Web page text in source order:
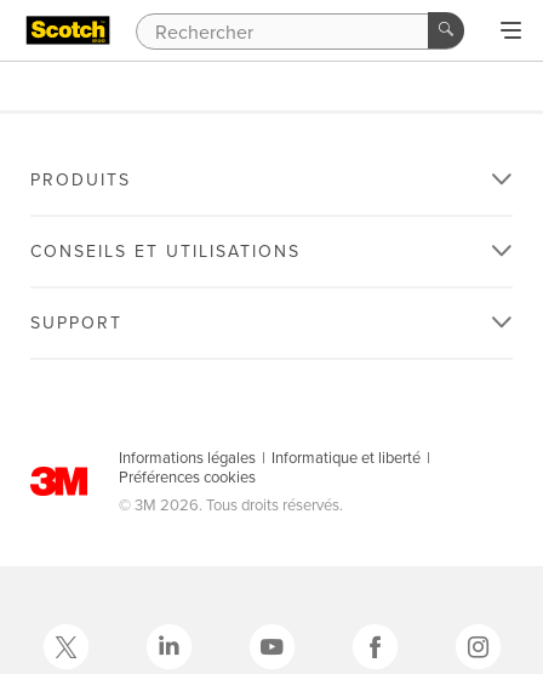
PRODUITS
CONSEILS ET UTILISATIONS
SUPPORT
Informations légales | Informatique et liberté |
Préférences cookies
© 3M 2026. Tous droits réservés.